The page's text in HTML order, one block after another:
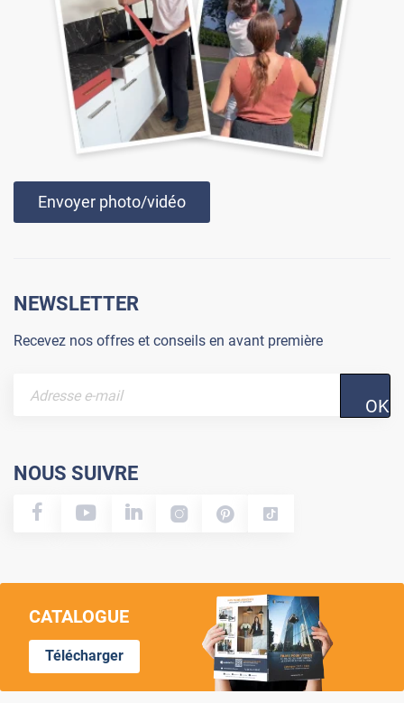
Envoyer photo/vidéo
NEWSLETTER
Recevez nos offres et conseils en avant première
OK
NOUS SUIVRE
CATALOGUE
Télécharger